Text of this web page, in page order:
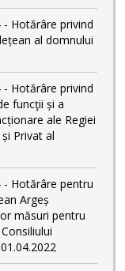
- Hotărâre privind
al domnului
- Hotărâre privind
funcţii și a
ale Regiei
Privat al
- Hotărâre pentru
Argeș
măsuri pentru